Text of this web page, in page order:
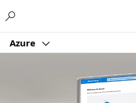
Azure